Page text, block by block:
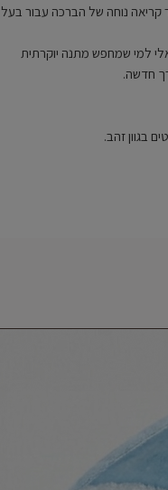
קריאה נוחה של הברכה עבור בעל
למי שמחפש מתנה יוקרתית
חדשה.
בגוון זהב.